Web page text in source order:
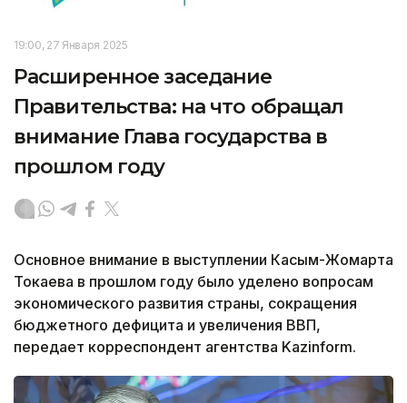
19:00, 27 Января 2025
Расширенное заседание
Правительства: на что обращал
внимание Глава государства в
прошлом году
Основное внимание в выступлении Касым-Жомарта
Токаева в прошлом году было уделено вопросам
экономического развития страны, сокращения
бюджетного дефицита и увеличения ВВП,
передает корреспондент агентства Kazinform.